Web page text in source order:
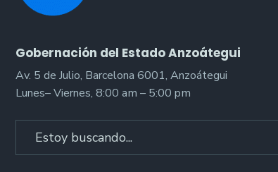
Gobernación del Estado Anzoátegui
Av. 5 de Julio, Barcelona 6001, Anzoátegui
Lunes– Viernes, 8:00 am – 5:00 pm